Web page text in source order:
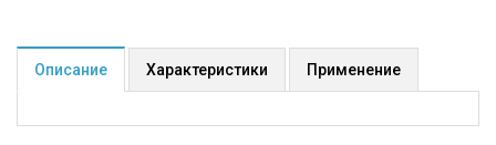
Описание Характеристики Применение